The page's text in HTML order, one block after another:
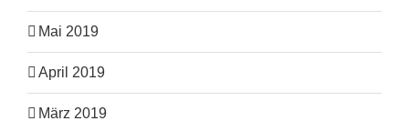
Mai 2019
April 2019
März 2019